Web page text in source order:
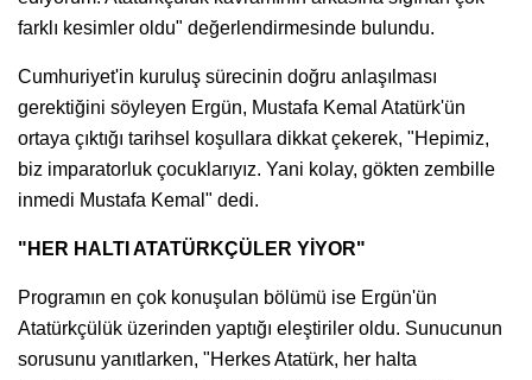
farklı kesimler oldu" değerlendirmesinde bulundu.
Cumhuriyet'in kuruluş sürecinin doğru anlaşılması
gerektiğini söyleyen Ergün, Mustafa Kemal Atatürk'ün
ortaya çıktığı tarihsel koşullara dikkat çekerek, "Hepimiz,
biz imparatorluk çocuklarıyız. Yani kolay, gökten zembille
inmedi Mustafa Kemal" dedi.
"HER HALTI ATATÜRKÇÜLER YİYOR"
Programın en çok konuşulan bölümü ise Ergün'ün
Atatürkçülük üzerinden yaptığı eleştiriler oldu. Sunucunun
sorusunu yanıtlarken, "Herkes Atatürk, her halta